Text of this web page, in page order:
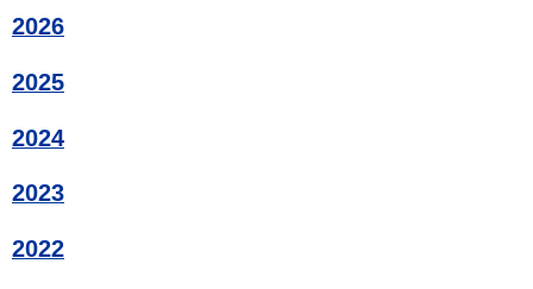
2026
2025
2024
2023
2022